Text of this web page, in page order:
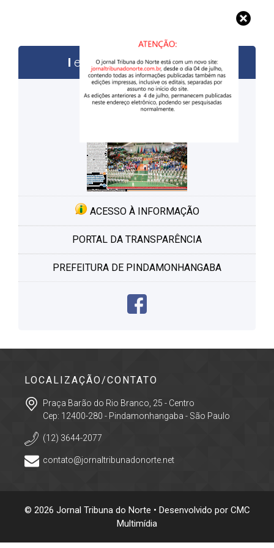
edições anteriores
ACESSO À INFORMAÇÃO
PORTAL DA TRANSPARÊNCIA
PREFEITURA DE PINDAMONHANGABA
LOCALIZAÇÃO/CONTATO
Praça Barão do Rio Branco, 25 - Centro
Cep: 12400-280 - Pindamonhangaba - São Paulo
(12) 3644-2077
contato@jornaltribunadonorte.net
© 2026 Jornal Tribuna do Norte • Desenvolvido por CMC
Multimídia